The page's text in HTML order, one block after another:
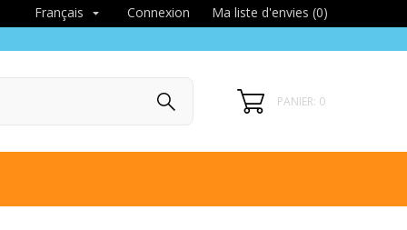
Français  Connexion Ma liste d'envies (0)
PANIER: 0